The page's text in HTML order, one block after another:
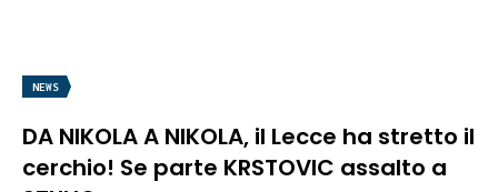
NEWS
DA NIKOLA A NIKOLA, il Lecce ha stretto il
cerchio! Se parte KRSTOVIC assalto a